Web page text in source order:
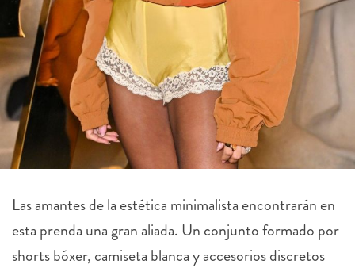
Las amantes de la estética minimalista encontrarán en
esta prenda una gran aliada. Un conjunto formado por
shorts bóxer, camiseta blanca y accesorios discretos